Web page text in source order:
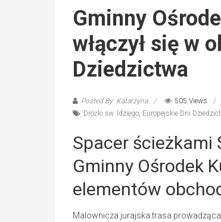
Gminny
włączył się w
Dziedzictwa
Posted By: Katarzyna
505 Views
Dróżki św. Idziego Europejskie Dni
Spacer ścieżkami
Gminny Ośrodek
elementów
Malownicza jurajska trasa prowadząca